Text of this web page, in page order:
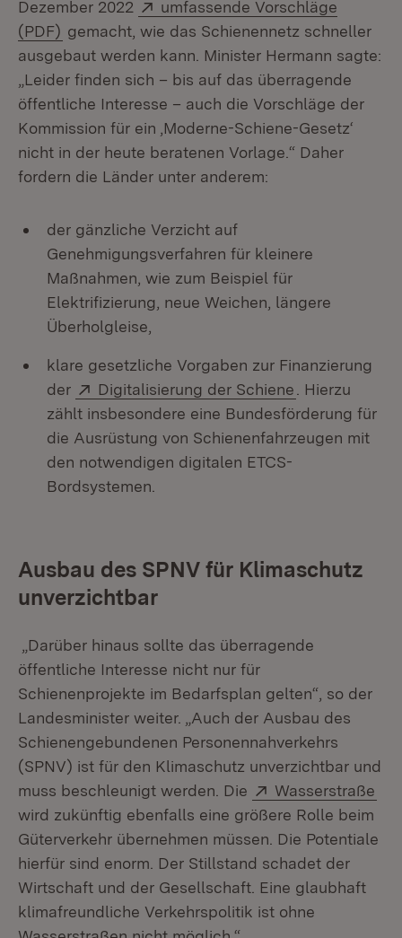
Dezember 2022 Extern:
umfassende Vorschläge
(PDF) (Öffnet in neuem Fenster)
gemacht, wie das Schienennetz schneller
ausgebaut werden kann. Minister Hermann sagte:
„Leider finden sich – bis auf das überragende
öffentliche Interesse – auch die Vorschläge der
Kommission für ein ‚Moderne-Schiene-Gesetz‘
nicht in der heute beratenen Vorlage.“ Daher
fordern die Länder unter anderem:
der gänzliche Verzicht auf
Genehmigungsverfahren für kleinere
Maßnahmen, wie zum Beispiel für
Elektrifizierung, neue Weichen, längere
Überholgleise,
klare gesetzliche Vorgaben zur Finanzierung
der
Extern:
Digitalisierung der Schiene (Öffnet in
. Hierzu
zählt insbesondere eine Bundesförderung für
die Ausrüstung von Schienenfahrzeugen mit
den notwendigen digitalen ETCS-
Bordsystemen.
Ausbau des SPNV für Klimaschutz
unverzichtbar
„Darüber hinaus sollte das überragende
öffentliche Interesse nicht nur für
Schienenprojekte im Bedarfsplan gelten“, so der
Landesminister weiter. „Auch der Ausbau des
Schienengebundenen Personennahverkehrs
(SPNV) ist für den Klimaschutz unverzichtbar und
muss beschleunigt werden. Die
Extern:
Wasserstraße
wird zukünftig ebenfalls eine größere Rolle beim
Güterverkehr übernehmen müssen. Die Potentiale
hierfür sind enorm. Der Stillstand schadet der
Wirtschaft und der Gesellschaft. Eine glaubhaft
klimafreundliche Verkehrspolitik ist ohne